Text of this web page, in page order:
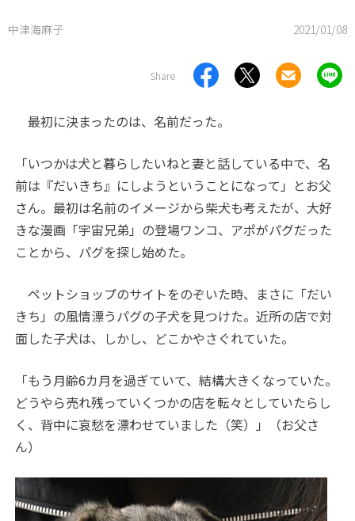
中津海麻子 2021/01/08
Share
最初に決まったのは、名前だった。
「いつかは犬と暮らしたいねと妻と話している中で、名
前は『だいきち』にしようということになって」とお父
さん。最初は名前のイメージから柴犬も考えたが、大好
きな漫画「宇宙兄弟」の登場ワンコ、アポがパグだった
ことから、パグを探し始めた。
ペットショップのサイトをのぞいた時、まさに「だい
きち」の風情漂うパグの子犬を見つけた。近所の店で対
面した子犬は、しかし、どこかやさぐれていた。
「もう月齢6カ月を過ぎていて、結構大きくなっていた。
どうやら売れ残っていくつかの店を転々としていたらし
く、背中に哀愁を漂わせていました（笑）」（お父さ
ん）